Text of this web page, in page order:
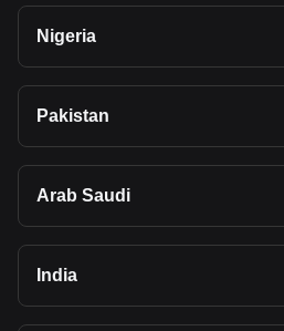
Nigeria
Pakistan
Arab Saudi
India